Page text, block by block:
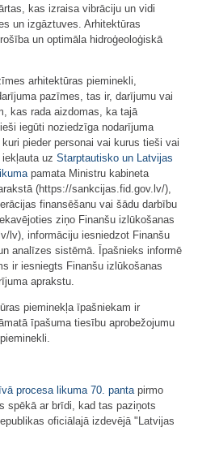
kas izraisa vibrāciju un vidi
un izgāztuves. Arhitektūras
un optimāla hidroģeoloģiskā
arhitektūras pieminekli,
pazīmes, tas ir, darījumu vai
kas rada aizdomas, ka tajā
iegūti noziedzīga nodarījuma
pieder personai vai kurus tieši vai
uz Starptautisko un Latvijas
pamata Ministru kabineta
(https://sankcijas.fid.gov.lv/),
finansēšanu vai šādu darbību
ziņo Finanšu izlūkošanas
lv), informāciju iesniedzot Finanšu
analīzes sistēmā. Īpašnieks informē
ir iesniegts Finanšu izlūkošanas
aprakstu.
pieminekļa īpašniekam ir
īpašuma tiesību aprobežojumu
procesa likuma 70. pantapirmo
spēkā ar brīdi, kad tas paziņots
oficiālajā izdevējā "Latvijas